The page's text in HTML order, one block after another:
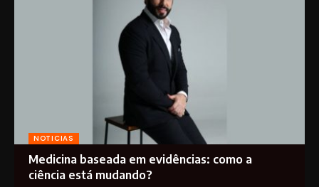
NOTICIAS
Medicina baseada em evidências: como a
ciência está mudando?